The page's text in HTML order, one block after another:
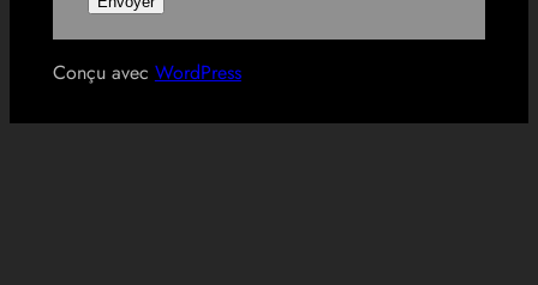
Conçu avec WordPress